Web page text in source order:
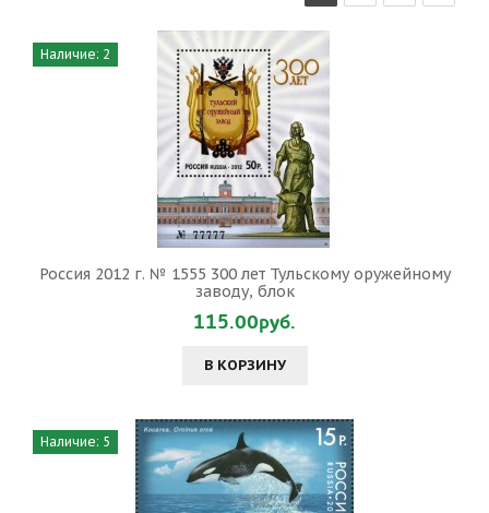
Наличие: 2
Россия 2012 г. № 1555 300 лет Тульскому оружейному
заводу, блок
115.00руб.
В КОРЗИНУ
Наличие: 5